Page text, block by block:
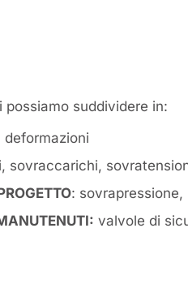
suddividere in:
sovraccarichi,
:
valvole di